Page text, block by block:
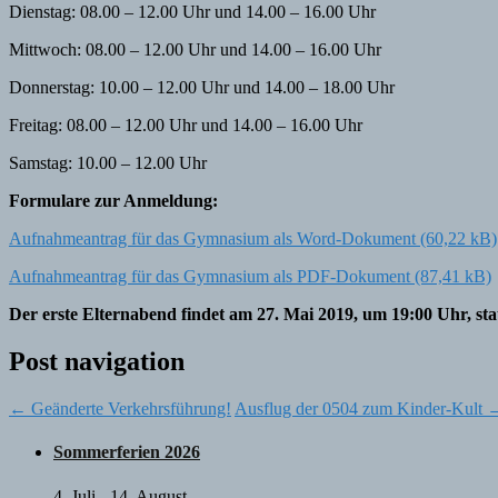
Dienstag: 08.00 – 12.00 Uhr und 14.00 – 16.00 Uhr
Mittwoch: 08.00 – 12.00 Uhr und 14.00 – 16.00 Uhr
Donnerstag: 10.00 – 12.00 Uhr und 14.00 – 18.00 Uhr
Freitag: 08.00 – 12.00 Uhr und 14.00 – 16.00 Uhr
Samstag: 10.00 – 12.00 Uhr
Formulare zur Anmeldung:
Aufnahmeantrag für das Gymnasium als Word-Dokument
Aufnahmeantrag für das Gymnasium als PDF-Dokument
Der erste Elternabend findet am 27. Mai 2019, um 19:00 Uhr,
Post navigation
← Geänderte Verkehrsführung! Ausflug der 0504 zum Kinder-Kult
Sommerferien 2026